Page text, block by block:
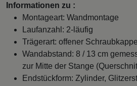
Informationen zu :
Montageart: Wandmontage
Laufanzahl: 2-läufig
Trägerart: offener
Wandabstand: 8 / 13 cm
zur Mitte der Stange
Endstückform: Zylinder,